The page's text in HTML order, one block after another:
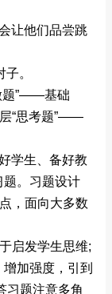
让他们品尝跳
。
题”——基础
“思考题”——
学生、备好教
题。习题设计
，面向大多数
启发学生思维;
加强度，引到
习题注意多角